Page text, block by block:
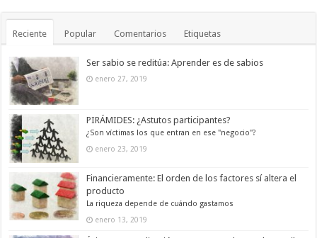
Reciente Popular Comentarios Etiquetas
Ser sabio se reditúa: Aprender es de sabios
enero 27, 2019
PIRÁMIDES: ¿Astutos participantes?
¿Son víctimas los que entran en ese "negocio"?
enero 23, 2019
Financieramente: El orden de los factores sí altera el
producto
La riqueza depende de cuándo gastamos
enero 13, 2019